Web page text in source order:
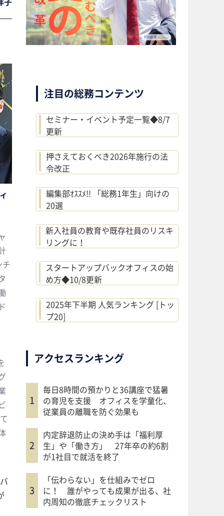
注目の総務コンテンツ
セミナー・イベント予定一覧◆8/7
更新
押さえておくべき2026年施行の法
令改正
編集部ｵｽｽﾒ!! 「総務1年生」向けの
20選
新入社員の教育や既存社員のリスキ
リングに！
スタートアップバックオフィスの始
め方◆10/8更新
2025年下半期 人気ランキング [トッ
プ20]
アクセスランキング
毎日8時間の預かりと36講座で猛暑
の育児を支援 オフィスを学童化、
従業員の離職を防ぐ効果も
内定辞退防止の決め手は「福利厚
生」や「働き方」 27年卒の約6割
が1社目で就活を終了
「伝わらない」を仕組みでゼロ
に！ 誰がやっても成果が出る、社
内周知の徹底チェックリスト